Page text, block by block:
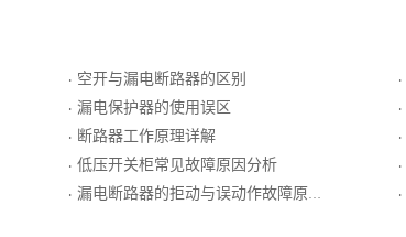
· 空开与漏电断路器的区别
· 漏电保护器的使用误区
· 断路器工作原理详解
· 低压开关柜常见故障原因分析
· 漏电断路器的拒动与误动作故障原因分析
·
·
·
·
·